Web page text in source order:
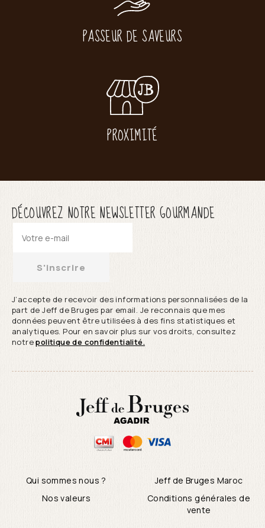
PASSEUR DE SAVEURS
PROXIMITÉ
DÉCOUVREZ NOTRE NEWSLETTER GOURMANDE
S'inscrire
J’accepte de recevoir des informations personnalisées de la
part de Jeff de Bruges par email. Je reconnais que mes
données peuvent être utilisées à des fins statistiques et
analytiques. Pour en savoir plus sur vos droits, consultez
notrepolitique de confidentialité.
Qui sommes nous ?
Jeff de Bruges Maroc
Nos valeurs
Conditions générales de
vente